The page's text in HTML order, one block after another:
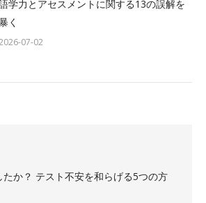
学力とアセスメントに関する13の誤解を
く
07-02
たか？ テスト不安を和らげる5つの方